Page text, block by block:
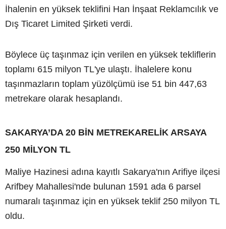
İhalenin en yüksek teklifini Han İnşaat Reklamcılık ve
Dış Ticaret Limited Şirketi verdi.
Böylece üç taşınmaz için verilen en yüksek tekliflerin
toplamı 615 milyon TL'ye ulaştı. İhalelere konu
taşınmazların toplam yüzölçümü ise 51 bin 447,63
metrekare olarak hesaplandı.
SAKARYA’DA 20 BİN METREKARELİK ARSAYA
250 MİLYON TL
Maliye Hazinesi adına kayıtlı Sakarya'nın Arifiye ilçesi
Arifbey Mahallesi'nde bulunan 1591 ada 6 parsel
numaralı taşınmaz için en yüksek teklif 250 milyon TL
oldu.